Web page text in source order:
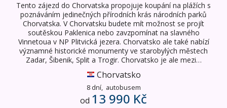
Tento zájezd do Chorvatska propojuje koupání na plážích s
poznáváním jedinečných přírodních krás národních parků
Chorvatska. V Chorvatsku budete mít možnost se projít
soutěskou Paklenica nebo zavzpomínat na slavného
Vinnetoua v NP Plitvická jezera. Chorvatsko ale také nabízí
významné historické monumenty ve starobylých městech
Zadar, Šibenik, Split a Trogir. Chorvatsko je ale mezi…
Chorvatsko
8 dní, autobusem
od 13 990 Kč